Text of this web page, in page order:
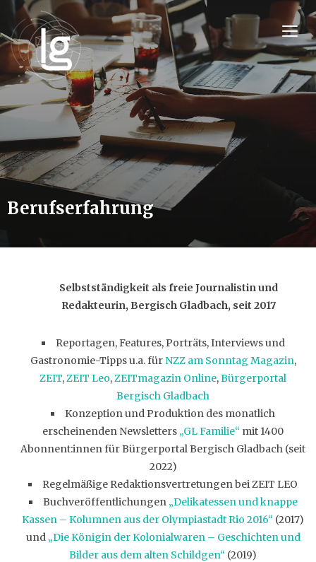
Berufserfahrung
Selbstständigkeit als freie Journalistin und
Redakteurin, Bergisch Gladbach, seit 2017
Reportagen, Features, Porträts, Interviews und
Gastronomie-Tipps u.a. für NZZ am Sonntag Magazin,
ZEIT,ZEIT Leo,ZEITmagazin Online,Bürgerportal
Bergisch Gladbach
Konzeption und Produktion des monatlich
erscheinenden Newsletters „GL Familie“ mit 1400
Abonnent:innen für Bürgerportal Bergisch Gladbach (seit
2022)
Regelmäßige Redaktionsvertretungen bei ZEIT LEO
Buchveröffentlichungen „Delikatessen und knappe
Kassen – Kolumnen aus der Olympiastadt Rio 2016“ (2017)
und „Die Königin der Kolonialwaren – Geschichten und
Bilder aus dem alten Schildgen“ (2019)